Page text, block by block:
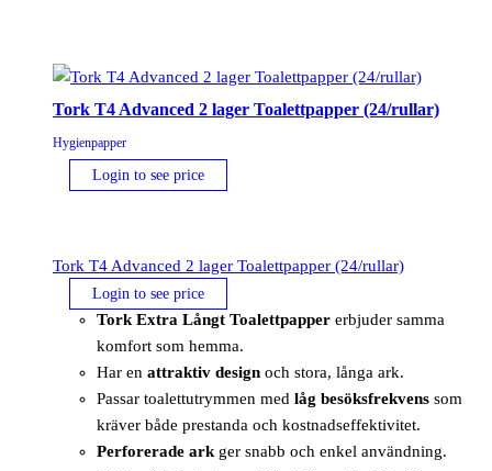
Tork T4 Advanced 2 lager Toalettpapper (24/rullar)
Hygienpapper
Login to see price
Tork T4 Advanced 2 lager Toalettpapper (24/rullar)
Login to see price
Tork Extra Långt Toalettpapper erbjuder samma
komfort som hemma.
Har en attraktiv design och stora, långa ark.
Passar toalettutrymmen med låg besöksfrekvens som
kräver både prestanda och kostnadseffektivitet.
Perforerade arkger snabb och enkel användning.